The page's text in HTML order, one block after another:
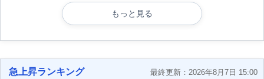
もっと見る
急上昇ランキング 最終更新：2026年8月7日 15:00